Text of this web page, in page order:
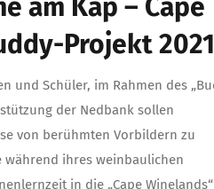
am Kap – Cape
Projekt 2021
und Schüler, im Rahmen des
der Nedbank sollen
von berühmten Vorbildern zu
während ihres weinbaulichen
in die „Cape Winelands“